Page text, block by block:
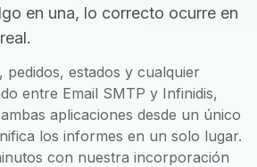
en una, lo correcto ocurre en
pedidos, estados y cualquier
entre Email SMTP y Infinidis,
aplicaciones desde un único
los informes en un solo lugar.
con nuestra incorporación